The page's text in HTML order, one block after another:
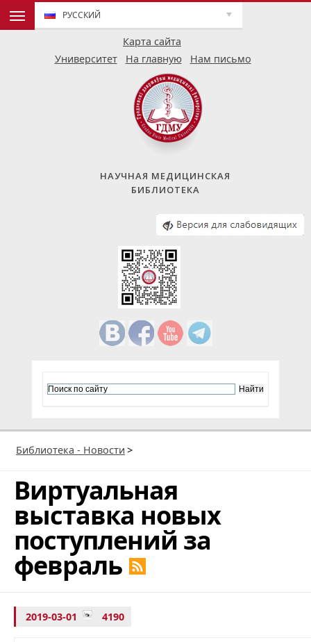
Карта сайта
РУССКИЙ
Университет На главную Нам письмо
НАУЧНАЯ МЕДИЦИНСКАЯ
БИБЛИОТЕКА
Библиотека - Новости >
Виртуальная
выставка новых
поступлений за
февраль
2019-03-01 4190